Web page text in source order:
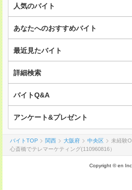
人気のバイト
あなたへのおすすめバイト
最近見たバイト
詳細検索
バイトQ&A
アンケート&プレゼント
バイトTOP 関西 大阪府 中央区
未経験
心斎橋でテレマーケティング(110960816）
Copyright © en Inc.